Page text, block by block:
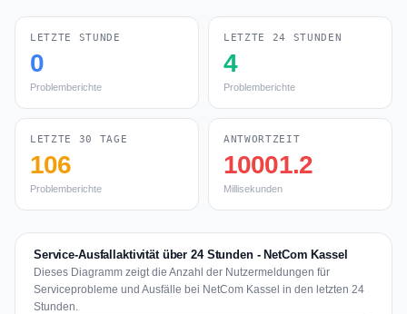
LETZTE STUNDE
0
Problemberichte
LETZTE 24 STUNDEN
4
Problemberichte
LETZTE 30 TAGE
106
Problemberichte
ANTWORTZEIT
10001.2
Millisekunden
Service-Ausfallaktivität über 24 Stunden - NetCom Kassel
Dieses Diagramm zeigt die Anzahl der Nutzermeldungen für
Serviceprobleme und Ausfälle bei NetCom Kassel in den letzten 24
Stunden.